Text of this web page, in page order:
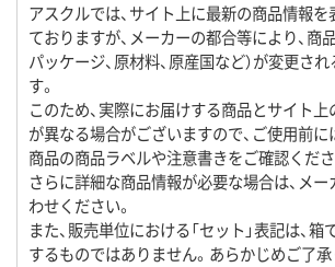
アスクルでは、サイト上に最新の商品情報
ておりますが、メーカーの都合等により、商品
パッケージ、原材料、原産国など）が変更さ
す。
このため、実際にお届けする商品とサイト
が異なる場合がございますので、ご使用前
商品の商品ラベルや注意書きをご確認くださ
さらに詳細な商品情報が必要な場合は、メ
わせください。
また、販売単位における「セット」表記は、
するものではありません。あらかじめご了承